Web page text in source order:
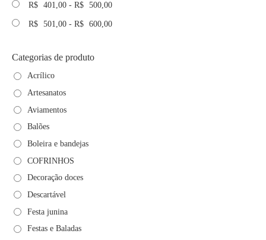
R$ 401,00 - R$ 500,00
R$ 501,00 - R$ 600,00
Categorias de produto
Acrílico
Artesanatos
Aviamentos
Balões
Boleira e bandejas
COFRINHOS
Decoração doces
Descartável
Festa junina
Festas e Baladas